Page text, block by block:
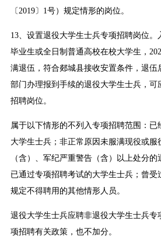
〔2019〕1号）规定情形的岗位。
13、设置退役大学生士兵专项招聘岗位
毕业生或全日制普通高校在校大学生，
满退伍，符合郯城县接收安置条件，退伍
部门办理报到手续的退役大学生士兵，可
招聘岗位。
属于以下情形的不列入专项招聘范围：
大学生士兵；非正常原因未服满现役或服
（含）、军纪严重警告（含）以上处分
已通过专项招聘考试的大学生士兵；曾
规定不得聘用的其他情形人员。
退役大学生士兵应聘非退役大学生士兵专
项招聘有关政策，也不加分。